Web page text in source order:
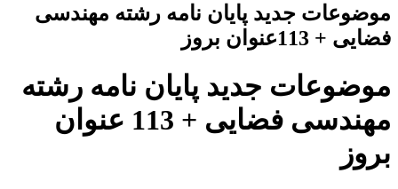
موضوعات جدید پایان نامه رشته مهندسی
فضایی + 113عنوان بروز
موضوعات جدید پایان نامه رشته
مهندسی فضایی + 113 عنوان
بروز